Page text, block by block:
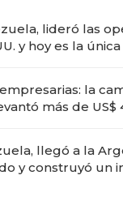
lideró las
y hoy es la
la
más de US$
llegó a la
y construyó un